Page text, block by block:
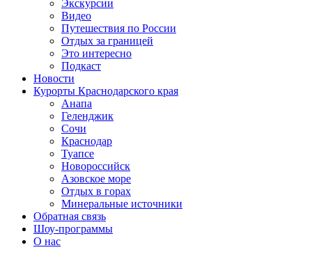
Экскурсии
Видео
Путешествия по России
Отдых за границей
Это интересно
Подкаст
Новости
Курорты Краснодарского края
Анапа
Геленджик
Сочи
Краснодар
Туапсе
Новороссийск
Азовское море
Отдых в горах
Минеральные источники
Обратная связь
Шоу-программы
О нас